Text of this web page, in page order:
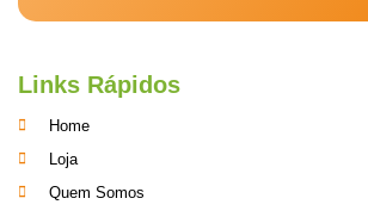
Links Rápidos
Home
Loja
Quem Somos